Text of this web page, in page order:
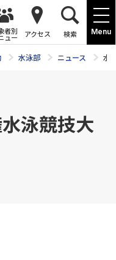
Menu
者別
ュー アクセス 検索
水泳部 ニュース 水
泳競技大